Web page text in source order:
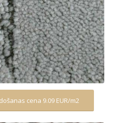
cena 9.09 EUR/m2